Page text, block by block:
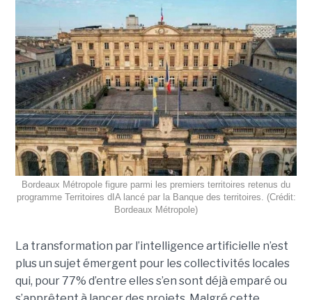
Bordeaux Métropole figure parmi les premiers territoires retenus du
programme Territoires dIA lancé par la Banque des territoires. (Crédit:
Bordeaux Métropole)
La transformation par l’intelligence artificielle n’est
plus un sujet émergent pour les collectivités locales
qui, pour 77% d’entre elles s’en sont déjà emparé ou